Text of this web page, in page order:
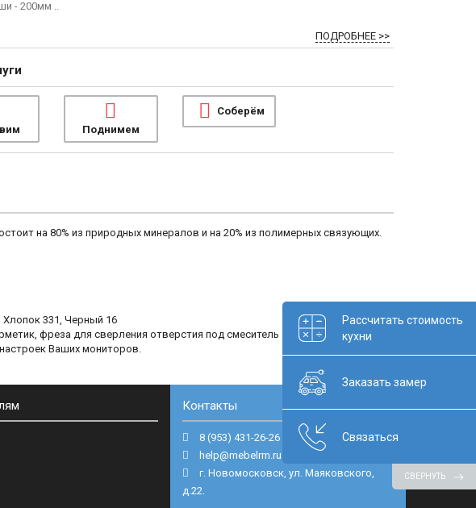
- 200мм ..
ПОДРОБНЕЕ >>
Поднимем
Соберём
на 80% из природных минералов и на 20% из полимерных связующих.
Хлопок 331, Черный 16
фреза для сверления отверстия под смеситель
Ваших мониторов.
Контакты
8 (953) 431-26-26
help@mebelrm.ru
г. Новомосковск, ул. Маяковского,
д.22.
Рассчитать стоимость
кухни
Заказать замер
Связаться
СВЕРНУТЬ